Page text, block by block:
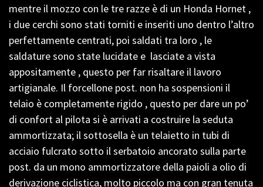
mentre il mozzo con le tre razze è di un Honda Hornet ,
i due cerchi sono stati torniti e inseriti uno dentro l’altro
perfettamente centrati, poi saldati tra loro , le
saldature sono state lucidate e lasciate a vista
appositamente , questo per far risaltare il lavoro
artigianale. Il forcellone post. non ha sospensioni il
telaio è completamente rigido , questo per dare un po’
di confort al pilota si è arrivati a costruire la seduta
ammortizzata; il sottosella è un telaietto in tubi di
acciaio fulcrato sotto il serbatoio ancorato sulla parte
post. da un mono ammortizzatore della paioli a olio di
derivazione ciclistica, molto piccolo ma con gran tenuta